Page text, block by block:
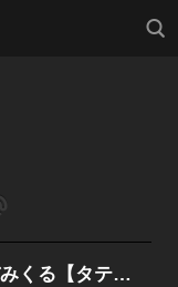
検索
悪食ライバー ヤバみくる【タテヨミ】